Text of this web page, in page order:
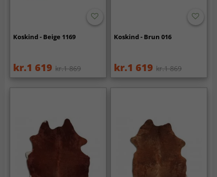
Koskind - Beige 1169
kr.1 619 kr.1 869
Koskind - Brun 016
kr.1 619 kr.1 869